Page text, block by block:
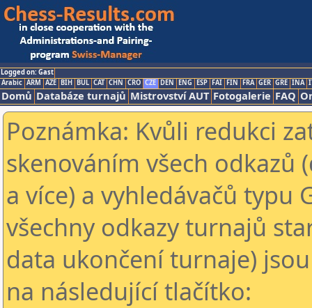
Logged on: Gast
Arabic ARM AZE BIH BUL CAT CHN CRO CZE DEN ENG ESP FAI FIN FRA GER GRE INA
Domů Databáze turnajů Mistrovství AUT Fotogalerie FAQ
Poznámka: Kvůli redukci
skenováním všech odkazů
a více) a vyhledávačů typu
všechny odkazy turnajů
data ukončení turnaje)
na následující tlačítko: